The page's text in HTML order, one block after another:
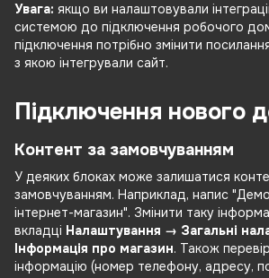
Увага: якщо ви налаштовували
системою до підключення робочого
підключення потрібно змінити
з якою інтегрували сайт.
Підключення нового
Контент за замовчуванням
У деяких блоках може залишатися
замовчуванням. Наприклад, напис
інтернет-магазин". Змінити таку
вкладці Налаштування → Загальні
Інформація про магазин. Також
інформацію (номер телефону, адресу,